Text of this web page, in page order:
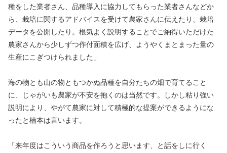
種をした業者さん、品種導入に協力してもらった業者さんなどか
ら、栽培に関するアドバイスを受けて農家さんに伝えたり、栽培
データを公開したり。根気よく説明することでご納得いただけた
農家さんから少しずつ作付面積を広げ、ようやくまとまった量の
生産にこぎつけられました」
海の物とも山の物ともつかぬ品種を自分たちの畑で育てること
に、じゃがいも農家が不安を抱くのは当然です。しかし粘り強い
説明により、やがて農家に対して積極的な提案ができるようにな
ったと楠本は言います。
「来年度はこういう商品を作ろうと思います、と話をしに行く